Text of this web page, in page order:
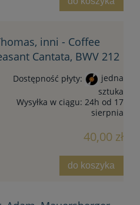
inni - Coffee
Cantata, BWV 212
Dostępność płyty:
jedna
sztuka
Wysyłka w ciągu: 24h od 17
sierpnia
40,00 zł
do koszyka